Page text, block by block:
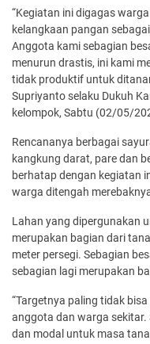
“Kegiatan ini digagas
kelangkaan pangan
Anggota kami sebagian
menurun drastis, ini kami
tidak produktif untuk
Supriyanto selaku Dukuh
kelompok, Sabtu (02/05/
Rencananya berbagai
kangkung darat, pare dan
berhatap dengan kegiatan
warga ditengah
Lahan yang dipergunakan
merupakan bagian dari
meter persegi. Sebagian
sebagian lagi merupakan
“Targetnya paling tidak
anggota dan warga sekitar.
dan modal untuk masa